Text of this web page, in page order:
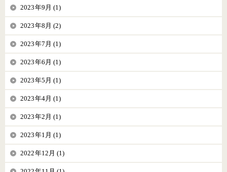
2023年9月 (1)
2023年8月 (2)
2023年7月 (1)
2023年6月 (1)
2023年5月 (1)
2023年4月 (1)
2023年2月 (1)
2023年1月 (1)
2022年12月 (1)